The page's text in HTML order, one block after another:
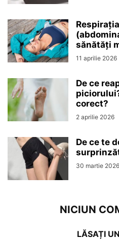
sănătăți
11 aprilie 2026
De ce
corect?
2 aprilie 2026
De ce te
30 martie 2026
NICIUN
LĂSAȚI